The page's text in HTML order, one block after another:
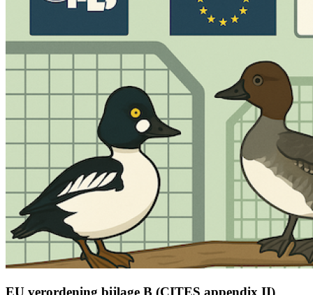
EU verordening bijlage B (CITES appendix II)